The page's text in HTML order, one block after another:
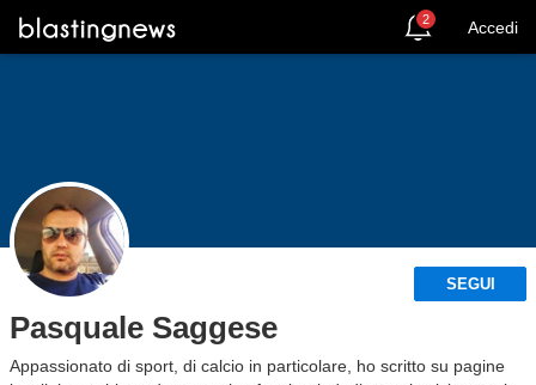
2 Accedi
SEGUI
Pasquale Saggese
Appassionato di sport, di calcio in particolare, ho scritto su pagine